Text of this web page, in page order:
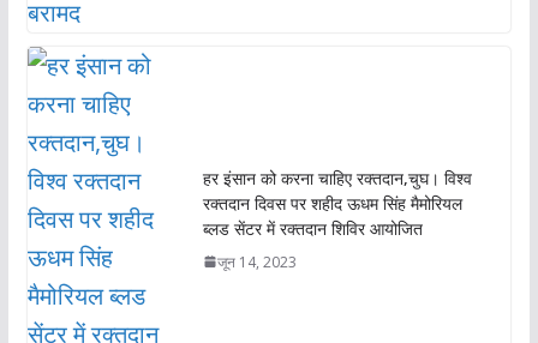
हर इंसान को करना चाहिए रक्तदान,चुघ। विश्व
रक्तदान दिवस पर शहीद ऊधम सिंह मैमोरियल
ब्लड सेंटर में रक्तदान शिविर आयोजित
जून 14, 2023